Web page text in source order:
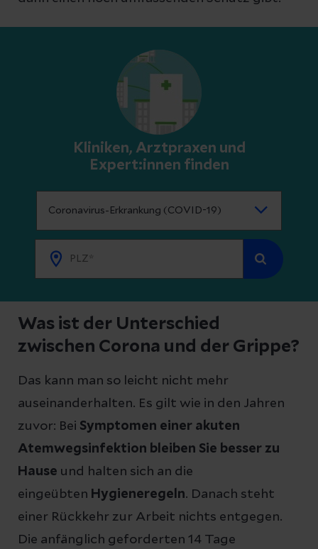
Kliniken, Arztpraxen und
Expert:innen finden
Was ist der Unterschied
zwischen Corona und der Grippe?
Das kann man so leicht nicht mehr
auseinanderhalten. Es gilt wie in den Jahren
zuvor: Bei Symptomen einer akuten
Atemwegsinfektion bleiben Sie besser zu
Hause und halten sich an die
eingeübten Hygieneregeln. Danach steht
einer Rückkehr zur Arbeit nichts entgegen.
Die anfänglich geforderten 14 Tage